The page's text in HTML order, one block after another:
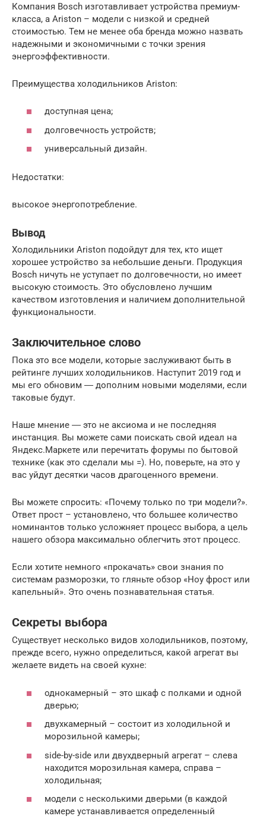
Компания Bosch изготавливает устройства премиум-
класса, а Ariston – модели с низкой и средней
стоимостью. Тем не менее оба бренда можно назвать
надежными и экономичными с точки зрения
энергоэффективности.
Преимущества холодильников Ariston:
доступная цена;
долговечность устройств;
универсальный дизайн.
Недостатки:
высокое энергопотребление.
Вывод
Холодильники Ariston подойдут для тех, кто ищет
хорошее устройство за небольшие деньги. Продукция
Bosch ничуть не уступает по долговечности, но имеет
высокую стоимость. Это обусловлено лучшим
качеством изготовления и наличием дополнительной
функциональности.
Заключительное слово
Пока это все модели, которые заслуживают быть в
рейтинге лучших холодильников. Наступит 2019 год и
мы его обновим ― дополним новыми моделями, если
таковые будут.
Наше мнение ― это не аксиома и не последняя
инстанция. Вы можете сами поискать свой идеал на
Яндекс.Маркете или перечитать форумы по бытовой
технике (как это сделали мы =). Но, поверьте, на это у
вас уйдут десятки часов драгоценного времени.
Вы можете спросить: «Почему только по три модели?».
Ответ прост – установлено, что большее количество
номинантов только усложняет процесс выбора, а цель
нашего обзора максимально облегчить этот процесс.
Если хотите немного «прокачать» свои знания по
системам разморозки, то гляньте обзор «Ноу фрост или
капельный». Это очень познавательная статья.
Секреты выбора
Существует несколько видов холодильников, поэтому,
прежде всего, нужно определиться, какой агрегат вы
желаете видеть на своей кухне:
однокамерный – это шкаф с полками и одной
дверью;
двухкамерный – состоит из холодильной и
морозильной камеры;
side-by-side или двухдверный агрегат – слева
находится морозильная камера, справа –
холодильная;
модели с несколькими дверьми (в каждой
камере устанавливается определенный